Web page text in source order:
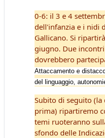
0-6: il 3 e 4
dell'infanzia e i nidi
Gallicano. Si
giugno. Due
dovrebbero
Attaccamento e
del linguaggio,
Subito di seguito
prima) ripartiremo
temi ruoteranno
sfondo delle